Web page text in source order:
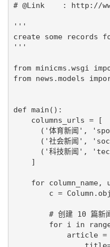
# @Link    : http://
'''
create some records
'''
from minicms.wsgi
from news.models
def main():
columns_urls = [
('体育新闻',
('社会新闻',
('科技新闻',
]
for column_name,
c =
# 创建 10 篇新
for i in
article =